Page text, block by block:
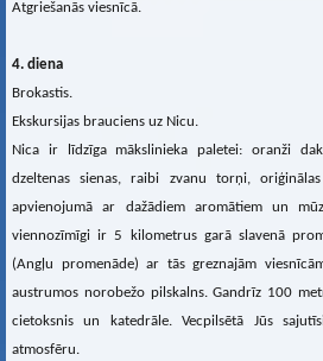
Atgriešanās viesnīcā.
4. diena
Brokastis.
Ekskursijas brauciens uz Nicu.
Nica ir līdzīga mākslinieka paletei: oranži
dzeltenas sienas, raibi zvanu torņi,
apvienojumā ar dažādiem aromātiem un
viennozīmīgi ir 5 kilometrus garā slavenā
(Angļu promenāde) ar tās greznajām
austrumos norobežo pilskalns. Gandrīz 100
cietoksnis un katedrāle. Vecpilsētā Jūs
atmosfēru.